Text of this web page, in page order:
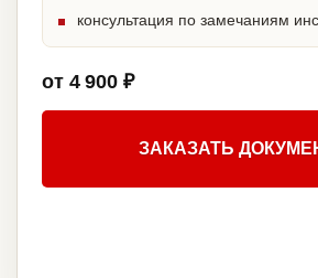
консультация по замечаниям
от 4 900 ₽
ЗАКАЗАТЬ